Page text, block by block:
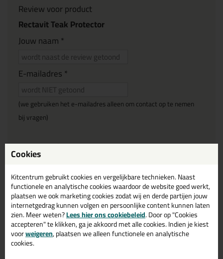
Review voor product
Rectavit Teak Protector
Jouw naam *
E-mailadres *
(we gebruiken het e-mailadres alleen om contact op te nemen
bij vragen)
Reviewtitel *
Je ervaring
Beoordeling
Cookies
Kitcentrum gebruikt cookies en vergelijkbare technieken. Naast
functionele en analytische cookies waardoor de website goed werkt,
plaatsen we ook marketing cookies zodat wij en derde partijen jouw
internetgedrag kunnen volgen en persoonlijke content kunnen laten
zien. Meer weten?Lees hier ons cookiebeleid. Door op "Cookies
accepteren" te klikken, ga je akkoord met alle cookies. Indien je kiest
voorweigeren, plaatsen we alleen functionele en analytische
cookies.